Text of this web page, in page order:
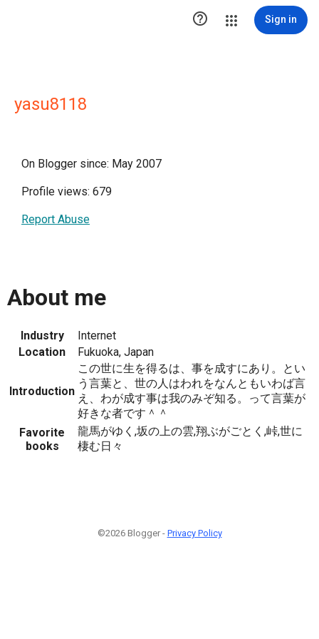
 Sign in
yasu8118
On Blogger since: May 2007
Profile views: 679
Report Abuse
About me
Industry
Internet
Location
Fukuoka, Japan
Introduction
この世に生を得るは、事を成すにあり。とい
う言葉と、世の人はわれをなんともいわば言
え、わが成す事は我のみぞ知る。って言葉が
好きな者です＾＾
Favorite
books
龍馬がゆく,坂の上の雲,翔ぶがごとく,峠,世に
棲む日々
©2026 Blogger - Privacy Policy